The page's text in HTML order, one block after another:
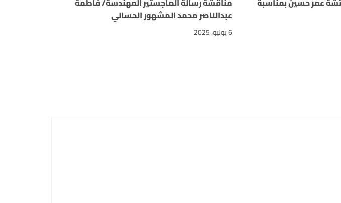
عبدالناصر محمد المشهور الحساني
6 يوليو، 2025